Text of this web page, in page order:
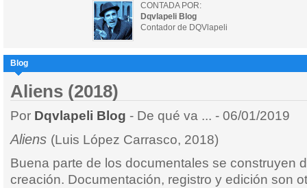
CONTADA POR:
Dqvlapeli Blog
Contador de DQVlapeli
Blog
Aliens (2018)
Por Dqvlapeli Blog - De qué va ... - 06/01/2019
Aliens (Luis López Carrasco, 2018)
Buena parte de los documentales se construyen
creación. Documentación, registro y edición son